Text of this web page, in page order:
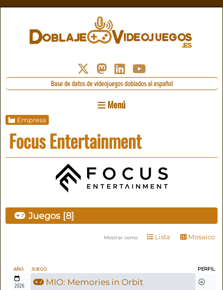
Base de datos de videojuegos doblados al español
Menú
Empresa
Focus Entertainment
Juegos [8]
Mostrar como Lista Mosaico
AÑO JUEGO PERFIL
2026 MIO: Memories in Orbit